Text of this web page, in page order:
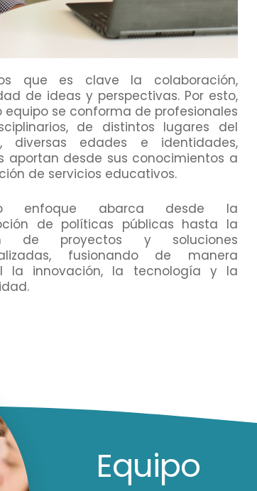
que es clave la colaboración,
de ideas y perspectivas. Por esto,
equipo se conforma de profesionales
de distintos lugares del
diversas edades e identidades,
aportan desde sus conocimientos a
de servicios educativos.
enfoque abarca desde la
de políticas públicas hasta la
de proyectos y soluciones
fusionando de manera
la innovación, la tecnología y la
Equipo